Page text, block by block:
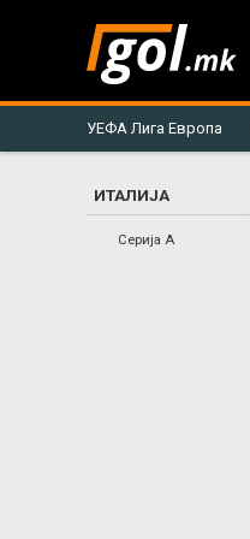
УЕФА Лига Европа
You
ИТАЛИЈА
Серија А